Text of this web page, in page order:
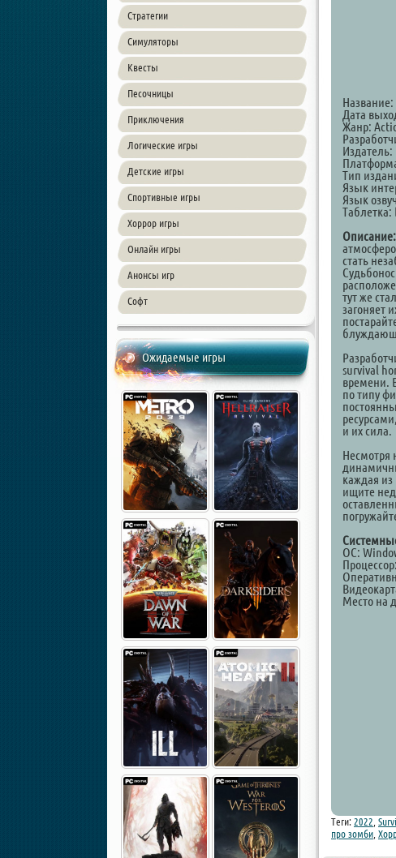
Стратегии
Симуляторы
Квесты
Песочницы
Приключения
Логические игры
Детские игры
Спортивные игры
Хоррор игры
Онлайн игры
Анонсы игр
Софт
Ожидаемые игры
Название:
Дата
Жанр:
Издатель:
Тип
Язык
Язык
Таблетка:
Описание:
стать
тут же
загоняет
survival
времени.
по типу
и их сила.
Несмотря
каждая
ищите
ОС:
Место на
Теги: 2022
про зомби